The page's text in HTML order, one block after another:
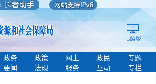
政务
要闻
政策
法规
网上
服务
政民
互动
专题
专栏